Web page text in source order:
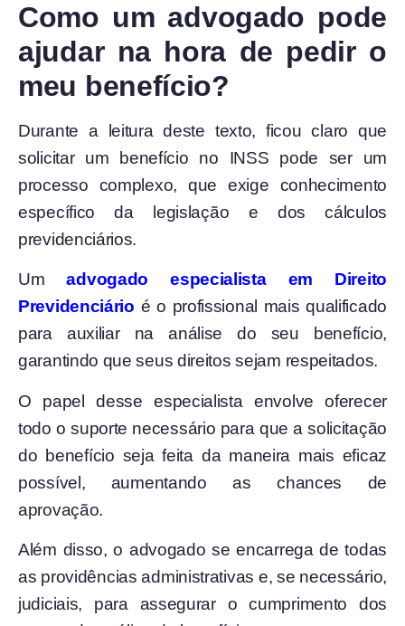
Como um advogado pode
ajudar na hora de pedir o
meu benefício?
Durante a leitura deste texto, ficou claro que
solicitar um benefício no INSS pode ser um
processo complexo, que exige conhecimento
específico da legislação e dos cálculos
previdenciários.
Umadvogado especialista em Direito
Previdenciário é o profissional mais qualificado
para auxiliar na análise do seu benefício,
garantindo que seus direitos sejam respeitados.
O papel desse especialista envolve oferecer
todo o suporte necessário para que a solicitação
do benefício seja feita da maneira mais eficaz
possível, aumentando as chances de
aprovação.
Além disso, o advogado se encarrega de todas
as providências administrativas e, se necessário,
judiciais, para assegurar o cumprimento dos